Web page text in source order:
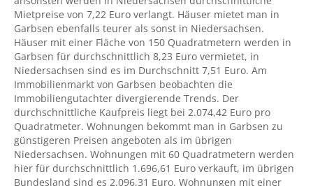
Mietpreise von 7,22 Euro verlangt. Häuser mietet man in
Garbsen ebenfalls teurer als sonst in Niedersachsen.
Häuser mit einer Fläche von 150 Quadratmetern werden in
Garbsen für durchschnittlich 8,23 Euro vermietet, in
Niedersachsen sind es im Durchschnitt 7,51 Euro. Am
Immobilienmarkt von Garbsen beobachten die
Immobiliengutachter divergierende Trends. Der
durchschnittliche Kaufpreis liegt bei 2.074,42 Euro pro
Quadratmeter. Wohnungen bekommt man in Garbsen zu
günstigeren Preisen angeboten als im übrigen
Niedersachsen. Wohnungen mit 60 Quadratmetern werden
hier für durchschnittlich 1.696,61 Euro verkauft, im übrigen
Bundesland sind es 2.096,31 Euro. Wohnungen mit einer